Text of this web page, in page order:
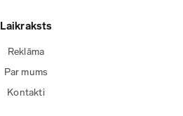
Laikraksts
Reklāma
Par mums
Kontakti